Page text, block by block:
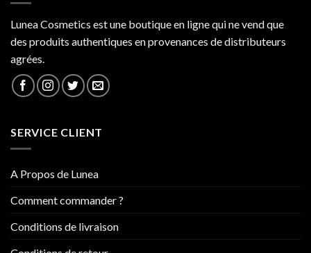
Lunea Cosmetics est une boutique en ligne qui ne vend que
des produits authentiques en provenances de distributeurs
agrées.
SERVICE CLIENT
A Propos de Lunea
Comment commander ?
Conditions de livraison